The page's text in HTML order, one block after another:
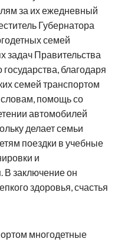
за их ежедневный
Губернатора
семей
задач Правительства
благодаря
семей транспортом
помощь со
автомобилей
делает семьи
поездки в учебные
и
В заключение он
здоровья, счастья
многодетные